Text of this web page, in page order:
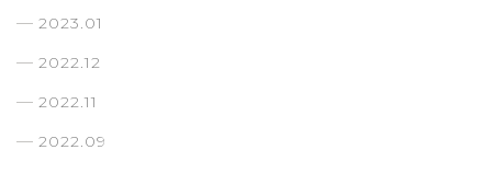
2023.01
2022.12
2022.11
2022.09